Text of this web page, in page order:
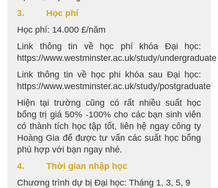
3. Học phí
Học phí: 14.000 £/năm
Link thông tin về học phí khóa Đại học:
https://www.westminster.ac.uk/study/undergraduate
Link thông tin về học phi khóa sau Đại học:
https://www.westminster.ac.uk/study/postgraduate
Hiện tại trường cũng có rất nhiều suất học
bổng trị giá 50% -100% cho các bạn sinh viên
có thành tích học tập tốt, liên hệ ngay công ty
Hoàng Gia để được tư vấn các suất học bổng
phù hợp với bạn ngay nhé.
4. Thời gian nhập học
Chương trình dự bị Đại học: Tháng 1, 3, 5, 9